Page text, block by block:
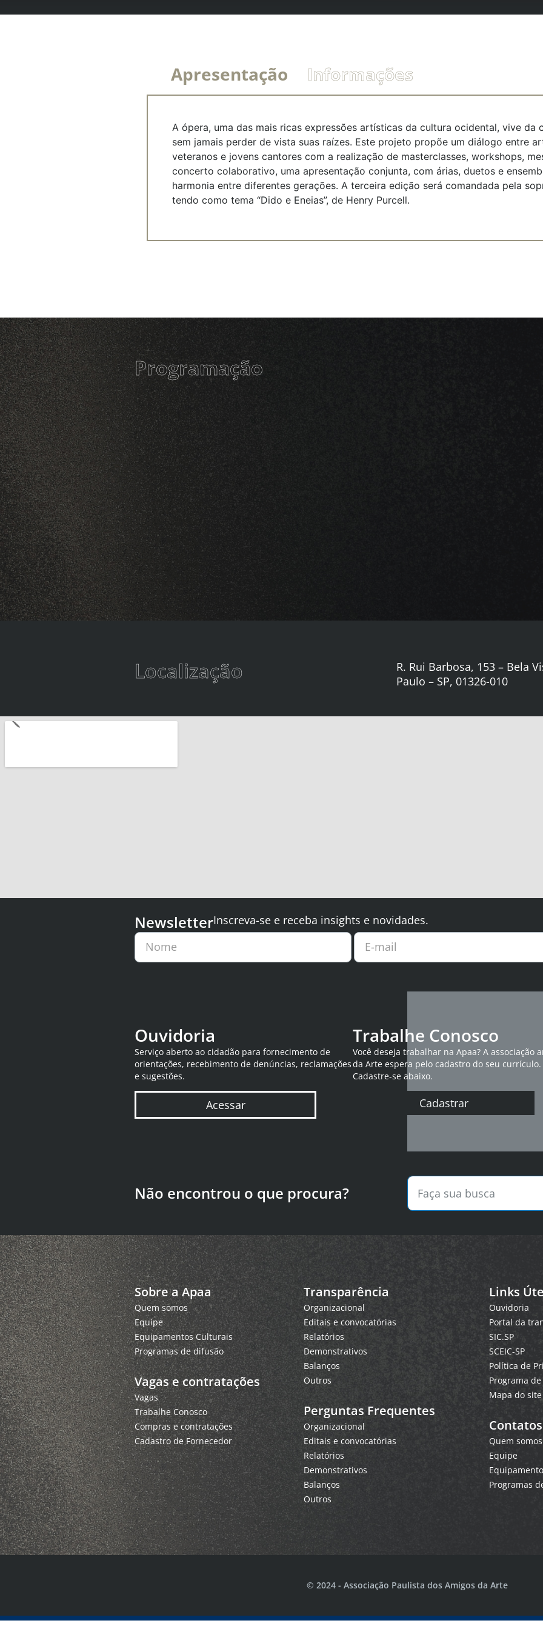
Apresentação Informações
A ópera, uma das mais ricas expressões artísticas da cultura ocidental, vive da
sem jamais perder de vista suas raízes. Este projeto propõe um diálogo entre
veteranos e jovens cantores com a realização de masterclasses, workshops,
concerto colaborativo, uma apresentação conjunta, com árias, duetos e
harmonia entre diferentes gerações. A terceira edição será comandada pela
tendo como tema “Dido e Eneias”, de Henry Purcell.
Programação
Localização
R. Rui Barbosa, 153 – Bela
Paulo – SP, 01326-010
NewsletterInscreva-se e receba insights e novidades.
Nome
E-mail
Ouvidoria
Serviço aberto ao cidadão para fornecimento de
orientações, recebimento de denúncias, reclamações
e sugestões.
Acessar
Trabalhe Conosco
Você deseja trabalhar na Apaa? A associação
da Arte espera pelo cadastro do seu currículo.
Cadastre-se abaixo.
Cadastrar
Não encontrou o que procura?
Sobre a Apaa
Quem somos
Equipe
Equipamentos Culturais
Programas de difusão
Vagas e contratações
Vagas
Trabalhe Conosco
Compras e contratações
Cadastro de Fornecedor
Transparência
Organizacional
Editais e convocatórias
Relatórios
Demonstrativos
Balanços
Outros
Perguntas Frequentes
Organizacional
Editais e convocatórias
Relatórios
Demonstrativos
Balanços
Outros
Links
Ouvidoria
Portal da
SIC.SP
SCEIC-SP
Política de
Programa
Mapa do site
Contatos
Quem somos
Equipe
Programas
© 2024 - Associação Paulista dos Amigos da Arte